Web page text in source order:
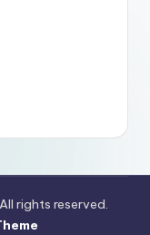
rights reserved.